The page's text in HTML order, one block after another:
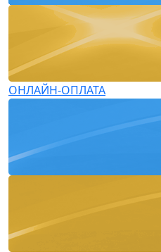
ОНЛАЙН-ОПЛАТА